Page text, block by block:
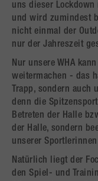
uns dieser
und wird zumindest
nicht einmal der
nur der Jahreszeit
Nur unsere WHA
weitermachen - das
Trapp, sondern auch
denn die
Betreten der Halle
der Halle, sondern
unserer
Natürlich liegt der
den Spiel- und